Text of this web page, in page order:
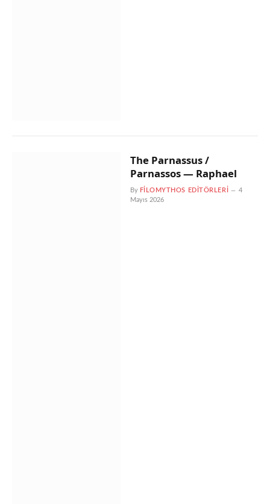
The Parnassus /
Parnassos — Raphael
By FILOMYTHOS EDITÖRLERI
4
Mayıs 2026